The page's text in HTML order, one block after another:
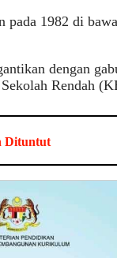
pada 1982 di
dengan
Rendah
Dituntut